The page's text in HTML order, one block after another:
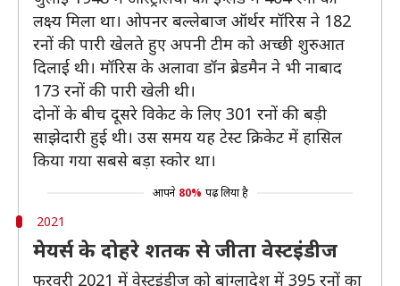
लक्ष्य मिला था। ओपनर बल्लेबाज ऑर्थर मॉरिस ने 182
रनों की पारी खेलते हुए अपनी टीम को अच्छी शुरुआत
दिलाई थी। मॉरिस के अलावा डॉन ब्रेडमैन ने भी नाबाद
173 रनों की पारी खेली थी।
दोनों के बीच दूसरे विकेट के लिए 301 रनों की बड़ी
साझेदारी हुई थी। उस समय यह टेस्ट क्रिकेट में हासिल
किया गया सबसे बड़ा स्कोर था।
आपने 80% पढ़ लिया है
2021
मेयर्स के दोहरे शतक से जीता वेस्टइंडीज
फरवरी 2021 में वेस्टइंडीज को बांग्लादेश में 395 रनों का